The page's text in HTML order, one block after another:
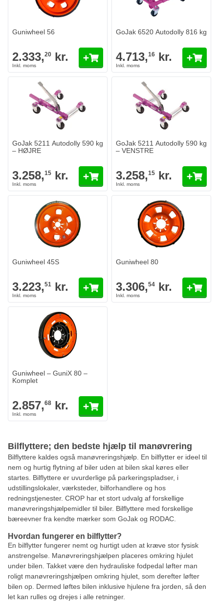
Guniwheel 56
2.333,20 kr.
GoJak 6520 Autodolly 816 kg
4.713,16 kr.
GoJak 5211 Autodolly 590 kg
– HØJRE
3.258,15 kr.
GoJak 5211 Autodolly 590 kg
– VENSTRE
3.258,15 kr.
Guniwheel 45S
3.223,51 kr.
Guniwheel 80
3.306,54 kr.
Guniwheel – GuniX 80 –
Komplet
2.857,68 kr.
Bilflyttere; den bedste hjælp til manøvrering
Bilflyttere kaldes også manøvreringshjælp. En bilflytter er ideel til
nem og hurtig flytning af biler uden at bilen skal køres eller
startes. Bilflyttere er uvurderlige på parkeringspladser, i
udstillingslokaler, værksteder, bilforhandlere og hos
redningstjenester. CROP har et stort udvalg af forskellige
manøvreringshjælpemidler til biler. Bilflyttere med forskellige
bæreevner fra kendte mærker som GoJak og RODAC.
Hvordan fungerer en bilflytter?
En bilflytter fungerer nemt og hurtigt uden at kræve stor fysisk
anstrengelse. Manøvreringshjælpen placeres omkring hjulet
under bilen. Takket være den hydrauliske fodpedal løfter man
roligt manøvreringshjælpen omkring hjulet, som derefter løfter
bilen op. Dermed løftes bilen inklusive hjulene fra jorden, så den
let kan rulles og drejes i alle retninger.